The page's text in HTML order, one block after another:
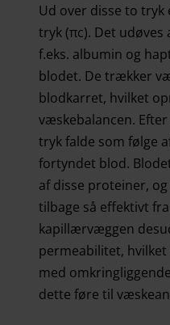
Ud over disse to
tryk (πc). Det
f.eks. albumin og
blodet. De trækker
blodkarret, hvilket
væskebalancen.
tryk falde som følge
fortyndet blod.
af disse proteiner,
tilbage så effektivt
kapillærvæggen
permeabilitet,
med
dette føre til